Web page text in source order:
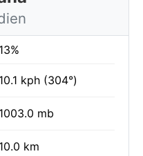
13%
10.1 kph (304°)
1003.0 mb
10.0 km